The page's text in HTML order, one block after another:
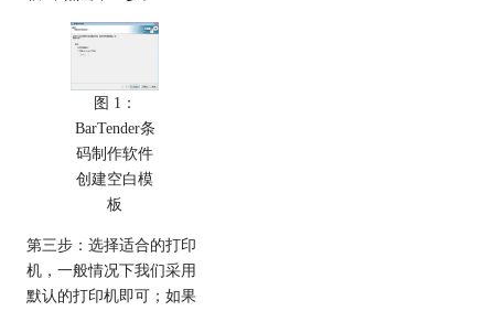
图 1：
BarTender条
码制作软件
创建空白模
板
第三步：选择适合的打印
机，一般情况下我们采用
默认的打印机即可；如果